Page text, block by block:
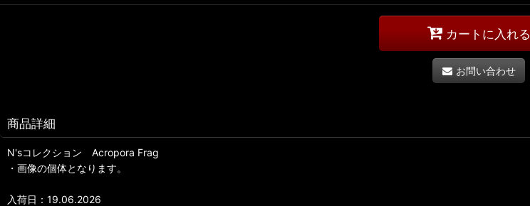
カートに入れる
お問い合わせ
商品詳細
N'sコレクション Acropora Frag
・画像の個体となります。
入荷日：19.06.2026